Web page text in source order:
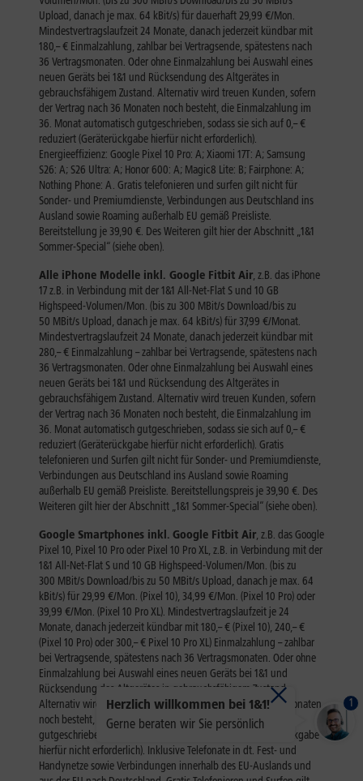
1
Herzlich willkommen bei 1&1!
Gerne beraten wir Sie persönlich